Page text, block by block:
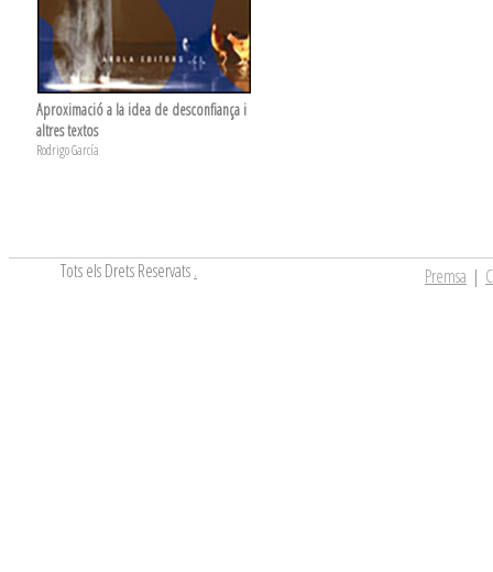
Aproximació a la idea de desconfiança i
altres textos
Rodrigo García
Tots els Drets Reservats. Premsa |